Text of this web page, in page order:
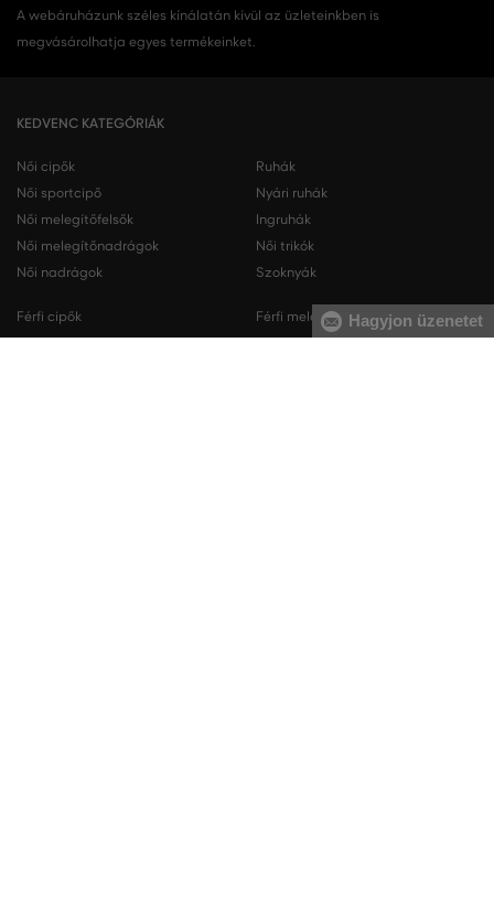
A webáruházunk széles kínálatán kívül az üzleteinkben is
megvásárolhatja egyes termékeinket.
KEDVENC KATEGÓRIÁK
Női cipők
Női sportcipő
Női melegítőfelsők
Női melegítőnadrágok
Női nadrágok
Ruhák
Nyári ruhák
Ingruhák
Női trikók
Szoknyák
Férfi cipők
Férfi melegítőfelsőkHagyjon üzenetet